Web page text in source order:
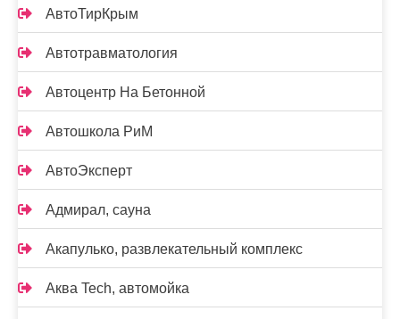
АвтоТирКрым
Автотравматология
Автоцентр На Бетонной
Автошкола РиМ
АвтоЭксперт
Адмирал, сауна
Акапулько, развлекательный комплекс
Аква Tech, автомойка